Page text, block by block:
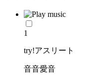
1
try!アスリート
音音愛音